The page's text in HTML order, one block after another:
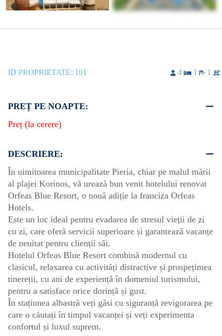
ID PROPRIETATE: 101 4 1 1
PREȚ PE NOAPTE:
Preț (la cerere)
DESCRIERE:
În uimitoarea municipalitate Pieria, chiar pe malul mării
al plajei Korinos, vă urează bun venit hotelului renovat
Orfeas Blue Resort, o nouă adiție la franciza Orfeas
Hotels.
Este un loc ideal pentru evadarea de stresul vieții de zi
cu zi, care oferă servicii superioare și garantează vacanțe
de neuitat pentru clienții săi.
Hotelul Orfeas Blue Resort combină modernul cu
clasicul, relaxarea cu activități distractive și prospețimea
tinereții, cu ani de experiență în domeniul turismului,
pentru a satisface orice dorință și gust.
În stațiunea albastră veți găsi cu siguranță revigorarea pe
care o căutați în timpul vacanței și veți experimenta
confortul și luxul suprem.